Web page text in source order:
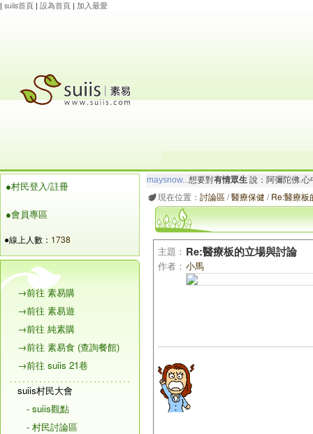
| suiis首頁 | 設為首頁 | 加入最愛
●村民登入/註冊
●會員專區
●線上人數： 1738
→前往 素易購
→前往 素易遊
→前往 純素購
→前往 素易食 (查詢餐館)
→前往 suiis 21巷
suiis村民大會
- suiis觀點
- 村民討論區
maysnow... 想要對有情眾生 說：阿彌陀佛.心
玲瓏虹
想要對 有情眾生說：阿彌陀佛.一切
現在位置： 討論區/醫療保健 /Re:醫療板
主題： Re:醫療板的立場與討論
作者： 小馬